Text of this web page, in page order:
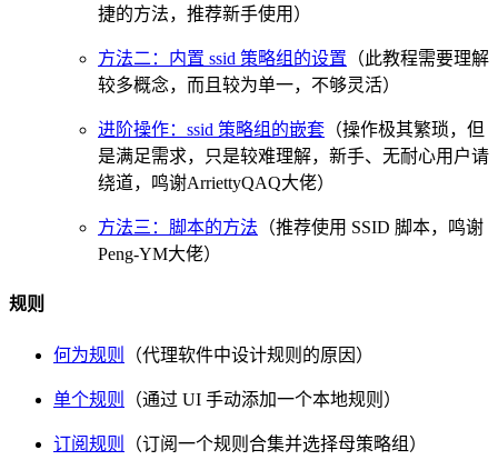
捷的方法，推荐新手使用）
方法二：内置 ssid 策略组的设置 （此教程需要理解
较多概念，而且较为单一，不够灵活）
进阶操作：ssid 策略组的嵌套 （操作极其繁琐，但
是满足需求，只是较难理解，新手、无耐心用户请
绕道，鸣谢ArriettyQAQ大佬）
方法三：脚本的方法 （推荐使用 SSID 脚本，鸣谢
Peng-YM大佬）
规则
何为规则 （代理软件中设计规则的原因）
单个规则 （通过 UI 手动添加一个本地规则）
订阅规则 （订阅一个规则合集并选择母策略组）